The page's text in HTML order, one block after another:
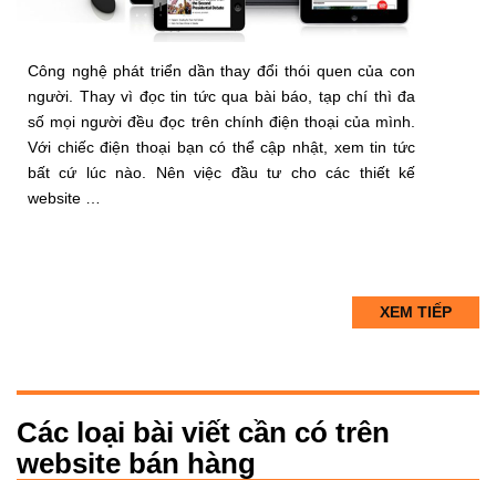
Công nghệ phát triển dần thay đổi thói quen của con
người. Thay vì đọc tin tức qua bài báo, tạp chí thì đa
số mọi người đều đọc trên chính điện thoại của mình.
Với chiếc điện thoại bạn có thể cập nhật, xem tin tức
bất cứ lúc nào. Nên việc đầu tư cho các thiết kế
website …
XEM TIẾP
Các loại bài viết cần có trên
website bán hàng